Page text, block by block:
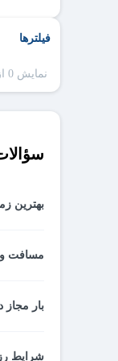
فیلترها
نمایش 0 از 0 نتیجه
بهترین
بهترین
مسافت و
فاصله بندرعباس تا مشهد با
بار
شرایط